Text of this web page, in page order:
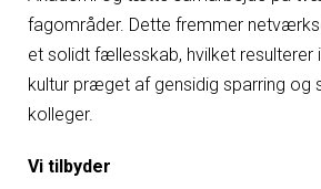
fagområder. Dette fremmer
et solidt fællesskab, hvilket resulterer
kultur præget af gensidig sparring og
kolleger.
Vi tilbyder